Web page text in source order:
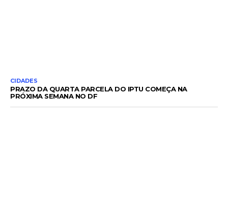
CIDADES
PRAZO DA QUARTA PARCELA DO IPTU COMEÇA NA
PRÓXIMA SEMANA NO DF